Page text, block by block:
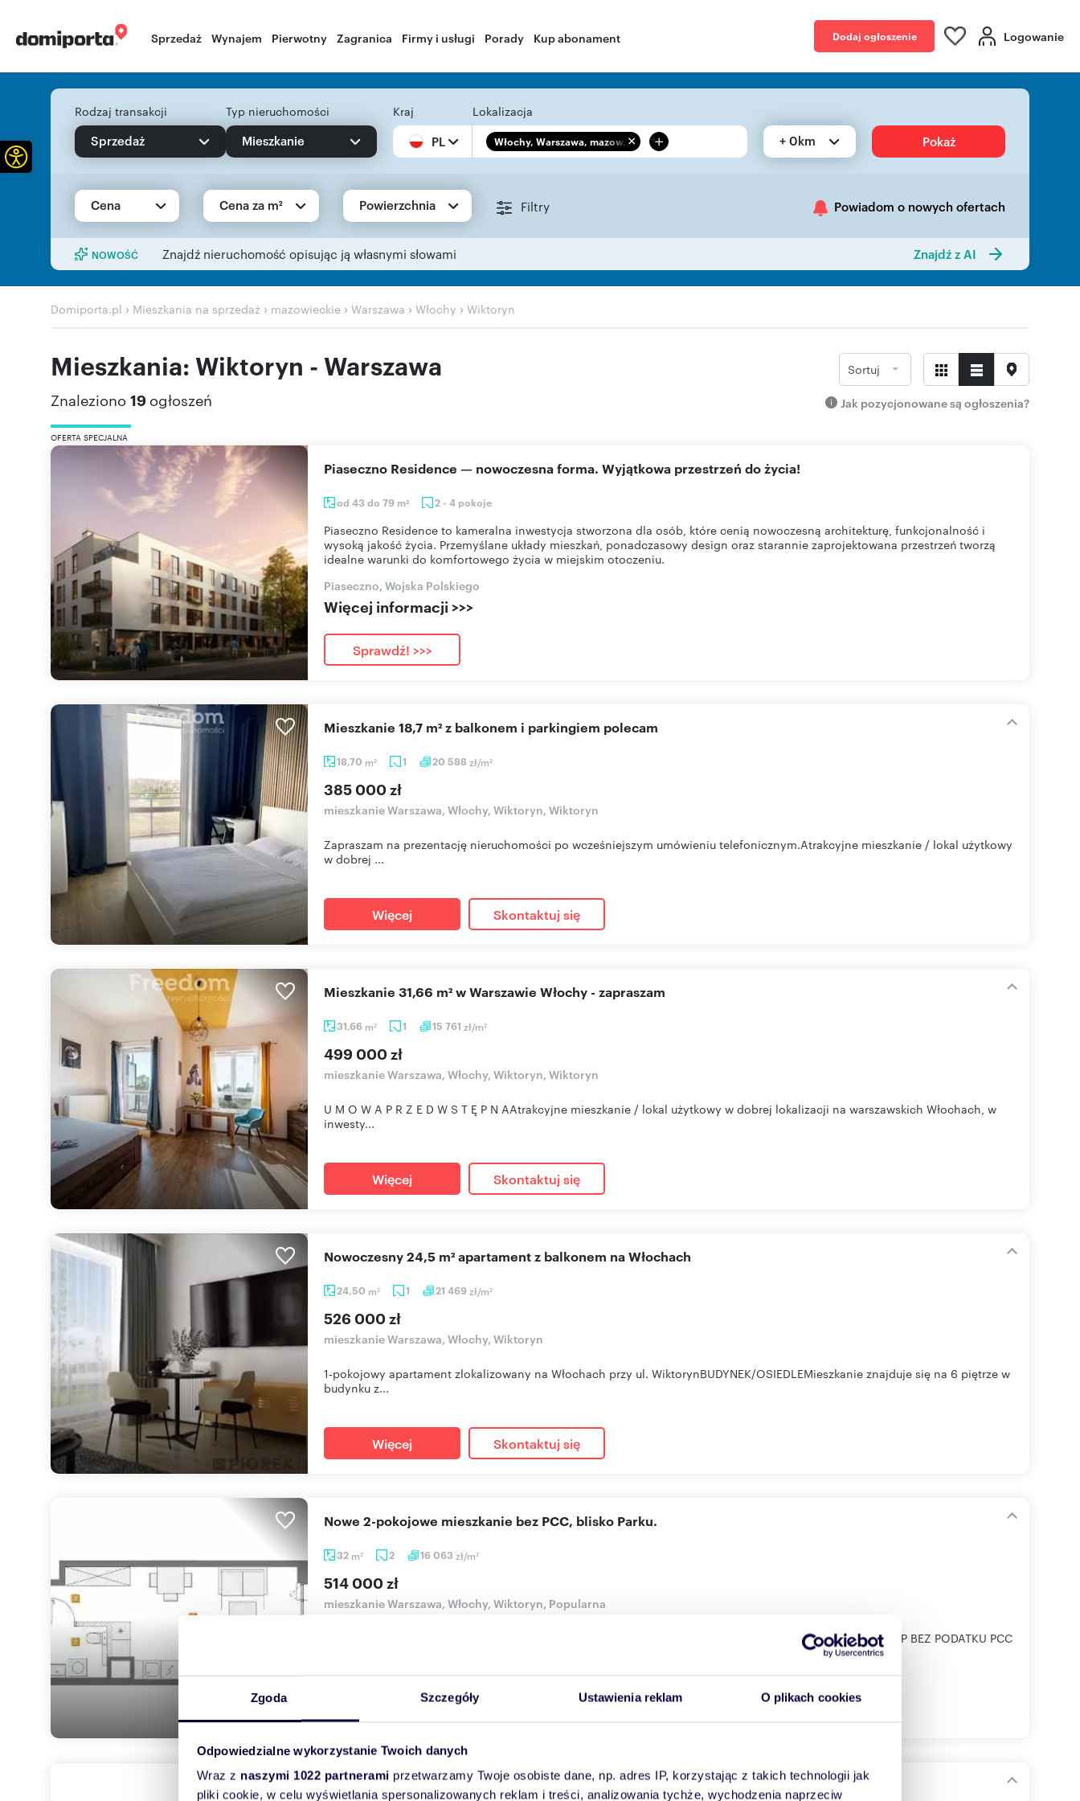
Zgoda Szczegóły Ustawienia reklam O plikach cookies
Odpowiedzialne wykorzystanie Twoich danych
Wraz z naszymi 1022 partnerami przetwarzamy Twoje osobiste dane, np. adres IP, korzystając z takich technologii jak
pliki cookie, w celu wyświetlania spersonalizowanych reklam i treści, analizowania tychże, wychodzenia naprzeciw
Sprzedaż Wynajem Pierwotny Zagranica Firmy i usługi Porady Kup abonament Dodaj ogłoszenie Logowanie
Rodzaj transakcji
Sprzedaż
Typ nieruchomości
Mieszkanie
Kraj
PL
Lokalizacja
Włochy, Warszawa, mazow... + + 0km Pokaż
Cena Cena za m² Powierzchnia Filtry Powiadom o nowych ofertach
NOWOŚĆ Znajdź nieruchomość opisując ją własnymi słowami Znajdź z AI
Domiporta.pl › Mieszkania na sprzedaż › mazowieckie › Warszawa › Włochy › Wiktoryn
Mieszkania: Wiktoryn - Warszawa
Znaleziono 19 ogłoszeń
Sortuj
Jak pozycjonowane są ogłoszenia?
OFERTA SPECJALNA
od 43 do 79 m2 2 - 4 pokoje
Piaseczno Residence — nowoczesna forma. Wyjątkowa przestrzeń do życia!
Piaseczno Residence to kameralna inwestycja stworzona dla osób, które cenią nowoczesną architekturę, funkcjonalność i
wysoką jakość życia. Przemyślane układy mieszkań, ponadczasowy design oraz starannie zaprojektowana przestrzeń tworzą
idealne warunki do komfortowego życia w miejskim otoczeniu.
Piaseczno, Wojska Polskiego
Więcej informacji >>>
Sprawdź! >>>
18,70 m2 1 20 588 zł/m2
Mieszkanie 18,7 m² z balkonem i parkingiem polecam
385 000 zł
mieszkanie Warszawa, Włochy, Wiktoryn, Wiktoryn
Zapraszam na prezentację nieruchomości po wcześniejszym umówieniu telefonicznym.Atrakcyjne mieszkanie / lokal użytkowy
w dobrej ...
Więcej Skontaktuj się
31,66 m2 1 15 761 zł/m2
Mieszkanie 31,66 m² w Warszawie Włochy - zapraszam
499 000 zł
mieszkanie Warszawa, Włochy, Wiktoryn, Wiktoryn
U M O W A P R Z E D W S T Ę P N AAtrakcyjne mieszkanie / lokal użytkowy w dobrej lokalizacji na warszawskich Włochach, w
inwesty...
Więcej Skontaktuj się
24,50 m2 1 21 469zł/m2
Nowoczesny 24,5 m² apartament z balkonem na Włochach
526 000 zł
mieszkanie Warszawa, Włochy, Wiktoryn
1-pokojowy apartament zlokalizowany na Włochach przy ul. WiktorynBUDYNEK/OSIEDLEMieszkanie znajduje się na 6 piętrze w
budynku z...
Więcej Skontaktuj się
32 m2 2 16 063 zł/m2
Nowe 2-pokojowe mieszkanie bez PCC, blisko Parku.
514 000 zł
mieszkanie Warszawa, Włochy, Wiktoryn, Popularna
Nowe budownictwo KUPUJĄCY NIE PŁACI WYNAGRODZENIA POŚREDNIKA, ZAKUP OD DEWELOPERA ZAKUP BEZ PODATKU PCC
Nowoczesne 27 m² od dewelopera (bez PCC) w Warszawie
Otwórz pasek narzędzi